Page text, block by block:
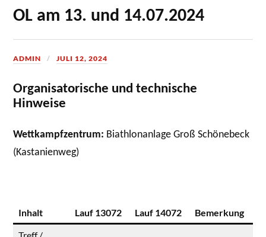
OL am 13. und 14.07.2024
ADMIN JULI 12, 2024
Organisatorische und technische
Hinweise
Wettkampfzentrum: Biathlonanlage Groß Schönebeck
(Kastanienweg)
Inhalt Lauf 13072 Lauf 14072
Bemerkung